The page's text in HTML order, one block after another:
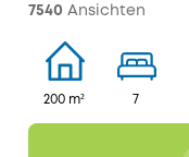
7540 Ansichten
200 m² 7